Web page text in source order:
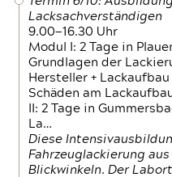
Lacksachverständigen
9.00—16.30 Uhr
Modul I: 2 Tage in
Grundlagen der
Hersteller +
Schäden am
II: 2 Tage in
La…
Diese
Fahrzeuglackierung
Blickwinkeln. Der